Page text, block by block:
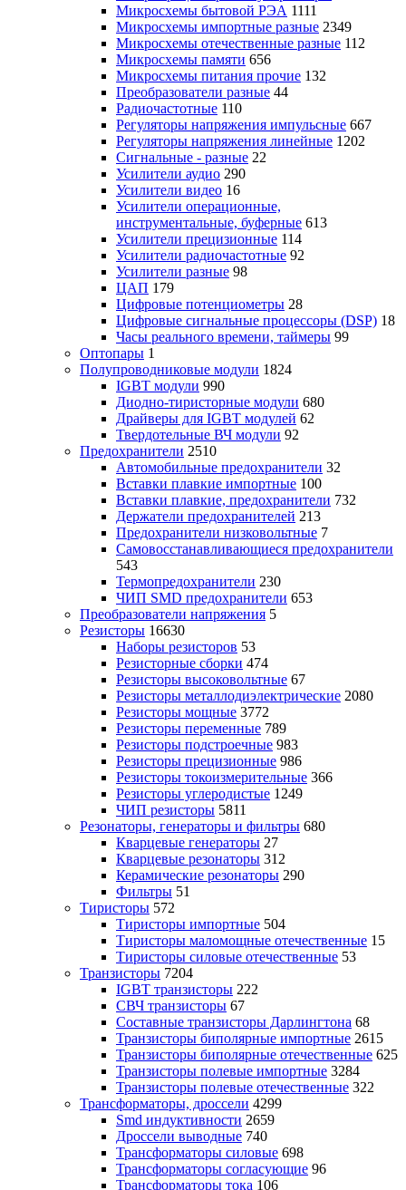
Микросхемы бытовой РЭА 1111
Микросхемы импортные разные 2349
Микросхемы отечественные разные 112
Микросхемы памяти 656
Микросхемы питания прочие 132
Преобразователи разные 44
Радиочастотные 110
Регуляторы напряжения импульсные 667
Регуляторы напряжения линейные 1202
Сигнальные - разные 22
Усилители аудио 290
Усилители видео 16
Усилители операционные,
инструментальные, буферные 613
Усилители прецизионные 114
Усилители радиочастотные 92
Усилители разные 98
ЦАП 179
Цифровые потенциометры 28
Цифровые сигнальные процессоры (DSP) 18
Часы реального времени, таймеры 99
Оптопары 1
Полупроводниковые модули 1824
IGBT модули 990
Диодно-тиристорные модули 680
Драйверы для IGBT модулей 62
Твердотельные ВЧ модули 92
Предохранители 2510
Автомобильные предохранители 32
Вставки плавкие импортные 100
Вставки плавкие, предохранители 732
Держатели предохранителей 213
Предохранители низковольтные 7
Самовосстанавливающиеся предохранители
543
Термопредохранители 230
ЧИП SMD предохранители 653
Преобразователи напряжения 5
Резисторы 16630
Наборы резисторов 53
Резисторные сборки 474
Резисторы высоковольтные 67
Резисторы металлодиэлектрические 2080
Резисторы мощные 3772
Резисторы переменные 789
Резисторы подстроечные 983
Резисторы прецизионные 986
Резисторы токоизмерительные 366
Резисторы углеродистые 1249
ЧИП резисторы 5811
Резонаторы, генераторы и фильтры 680
Кварцевые генераторы 27
Кварцевые резонаторы 312
Керамические резонаторы 290
Фильтры 51
Тиристоры 572
Тиристоры импортные 504
Тиристоры маломощные отечественные 15
Тиристоры силовые отечественные 53
Транзисторы 7204
IGBT транзисторы 222
СВЧ транзисторы 67
Составные транзисторы Дарлингтона 68
Транзисторы биполярные импортные 2615
Транзисторы биполярные отечественные 625
Транзисторы полевые импортные 3284
Транзисторы полевые отечественные 322
Трансформаторы, дроссели 4299
Smd индуктивности 2659
Дроссели выводные 740
Трансформаторы силовые 698
Трансформаторы согласующие 96
Трансформаторы тока 106